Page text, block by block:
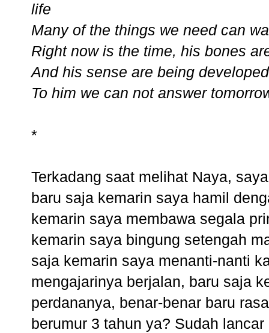
life
Many of the things we need can
Right now is the time, his bones
And his sense are being developed
To him we can not answer
*
Terkadang saat melihat Naya,
baru saja kemarin saya hamil
kemarin saya membawa segala
kemarin saya bingung setengah
saja kemarin saya menanti-nanti
mengajarinya berjalan, baru saja
perdananya, benar-benar baru
berumur 3 tahun ya? Sudah